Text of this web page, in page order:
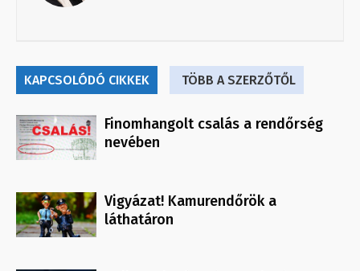
KAPCSOLÓDÓ CIKKEK TÖBB A SZERZŐTŐL
Finomhangolt csalás a rendőrség
nevében
Vigyázat! Kamurendőrök a
láthatáron